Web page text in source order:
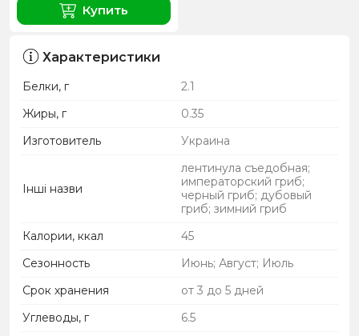
Купить
Характеристики
Белки, г
2.1
Жиры, г
0.35
Изготовитель
Украина
Інші назви
лентинула съедобная;
императорский гриб;
черный гриб; дубовый
гриб; зимний гриб
Калории, ккал
45
Сезонность
Июнь; Август; Июль
Срок хранения
от 3 до 5 дней
Углеводы, г
6.5